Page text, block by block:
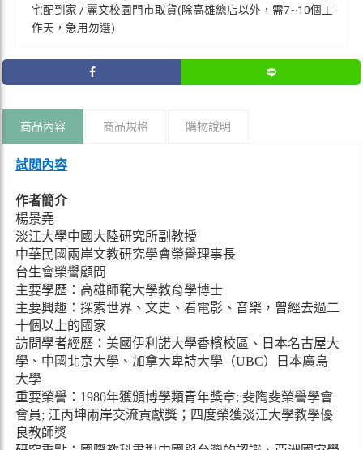
宅配到家 / 麗文校園門市取貨(除高雄總店以外，需7~10個工
作天，急用勿選)
商品內容 商品規格 購物說明
試閱內容
作者簡介
楊景堯
淡江大學中國大陸研究所副教授
中華民國兩岸文教研究學會榮譽理事長
台生會榮譽顧問
主要學歷：高雄師範大學教育學博士
主要興趣：探索世界、文史、看電影、音樂，曾經去過二
十個以上的國家
訪問學者經歷：美國伊利諾大學香檳校區、日本名古屋大
學、中國北京大學、加拿大卑詩大學（UBC）日本廣島
大學
重要榮譽：1980年獲頒博學類青年獎章; 斐陶斐榮譽學會
會員; 江丙坤兩岸交流貢獻獎；四度榮獲淡江大學教學優
良教師獎